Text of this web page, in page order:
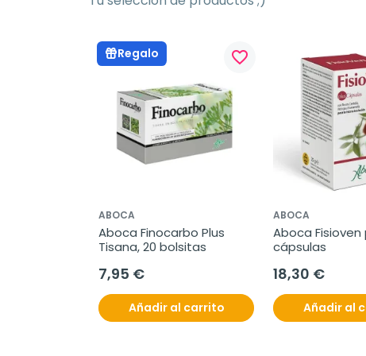
Regalo favorite_border
ABOCA
Aboca Finocarbo Plus
Tisana, 20 bolsitas
7,95 €
Añadir al carrito
ABOCA
Aboca Fisioven
cápsulas
18,30 €
Añadir al